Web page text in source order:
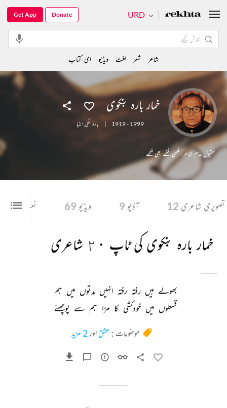
خمار بارہ بنکوی
1919 - 1999
| بارہ بنکی,انڈیا
مقبول عام شاعر، فلمی نغمے بھی لکھے
تصویری شاعری 12 آڈیو 9 ویڈیو 69 نعت 1
خمار بارہ بنکوی کی ٹاپ ٢٠ شاعری
بھولے ہیں رفتہ رفتہ انہیں مدتوں میں ہم
قسطوں میں خودکشی کا مزا ہم سے پوچھئے
موضوعات : عشقاور2 مزید
URD
Get App Donate
شاعر شعر لغت ویڈیو ای-کتاب